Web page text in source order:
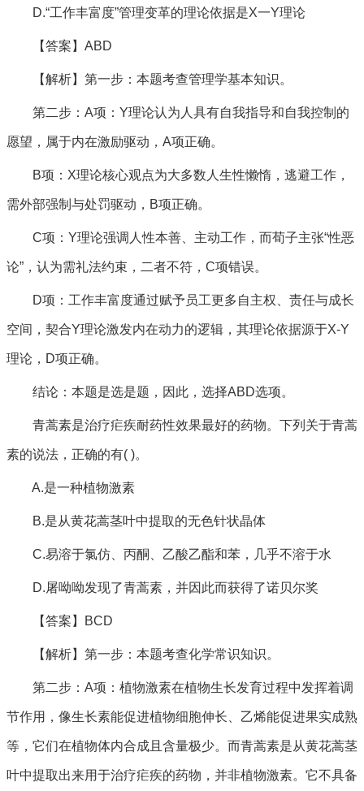
D.“工作丰富度”管理变革的理论依据是X一Y理论
【答案】ABD
【解析】第一步：本题考查管理学基本知识。
第二步：A项：Y理论认为人具有自我指导和自我控制的
愿望，属于内在激励驱动，A项正确。
B项：X理论核心观点为大多数人生性懒惰，逃避工作，
需外部强制与处罚驱动，B项正确。
C项：Y理论强调人性本善、主动工作，而荀子主张“性恶
论”，认为需礼法约束，二者不符，C项错误。
D项：工作丰富度通过赋予员工更多自主权、责任与成长
空间，契合Y理论激发内在动力的逻辑，其理论依据源于X-Y
理论，D项正确。
结论：本题是选是题，因此，选择ABD选项。
青蒿素是治疗疟疾耐药性效果最好的药物。下列关于青蒿
素的说法，正确的有( )。
A.是一种植物激素
B.是从黄花蒿茎叶中提取的无色针状晶体
C.易溶于氯仿、丙酮、乙酸乙酯和苯，几乎不溶于水
D.屠呦呦发现了青蒿素，并因此而获得了诺贝尔奖
【答案】BCD
【解析】第一步：本题考查化学常识知识。
第二步：A项：植物激素在植物生长发育过程中发挥着调
节作用，像生长素能促进植物细胞伸长、乙烯能促进果实成熟
等，它们在植物体内合成且含量极少。而青蒿素是从黄花蒿茎
叶中提取出来用于治疗疟疾的药物，并非植物激素。它不具备